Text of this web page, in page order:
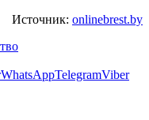
Источник: onlinebrest.by
WhatsAppTelegramViber